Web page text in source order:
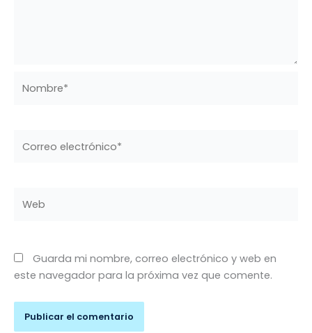
electrónico*
Guarda mi nombre, correo electrónico y web en
este navegador para la próxima vez que comente.